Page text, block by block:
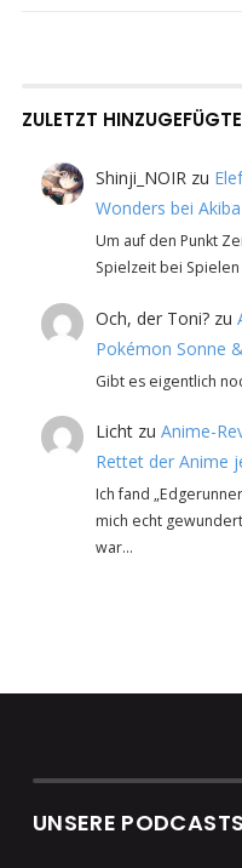
ZULETZT
Shinji_NOIR zu
Wonders bei
Um auf den Punkt
Spielzeit bei
Och, der Toni? zu
Pokémon Sonne
Gibt es eigentlich
Licht zuAnime-
Rettet der Anime
Ich fand
mich echt
war…
UNSERE PODCASTS